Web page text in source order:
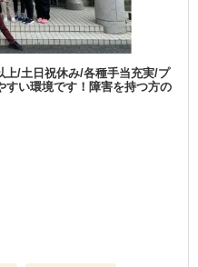
上/土日祝休み/各種手当充実/プ
すい環境です！障害を持つ方の